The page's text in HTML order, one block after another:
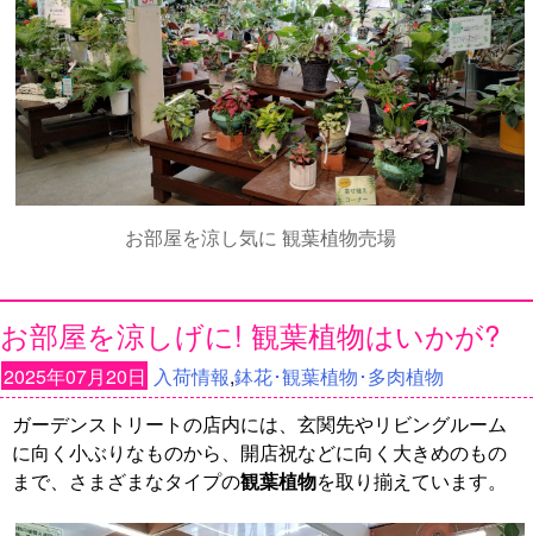
お部屋を涼し気に 観葉植物売場
お部屋を涼しげに! 観葉植物はいかが?
2025年07月20日 入荷情報,鉢花･観葉植物･多肉植物
ガーデンストリートの店内には、玄関先やリビングルーム
に向く小ぶりなものから、開店祝などに向く大きめのもの
まで、さまざまなタイプの観葉植物を取り揃えています。